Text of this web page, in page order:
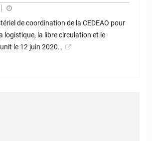
de coordination de la CEDEAO pour
logistique, la libre circulation et le
le 12 juin 2020…